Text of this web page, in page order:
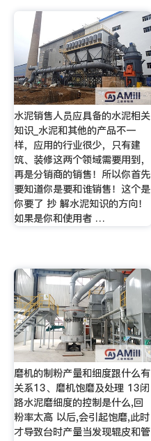
水泥销售人员应具备的水泥相关
知识_水泥和其他的产品不一
样，应用的行业很少，只有建
筑、装修这两个领域需要用到，
再是分销商的销售！所以你首先
要知道你是要和谁销售！这个是
你要了 抄 解水泥知识的方向！
如果是你和使用者 …
磨机的制粉产量和细度跟什么有
关系13、磨机饱磨及处理 13闭
路水泥磨细度的控制是什么,回
粉率太高 以后,会引起饱磨,此时
才导致台时产量当发现辊皮和管